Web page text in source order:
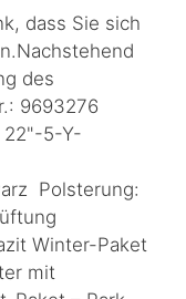
dass Sie sich
des
9693276
22"-5-Y-
Polsterung:
Winter-Paket
mit